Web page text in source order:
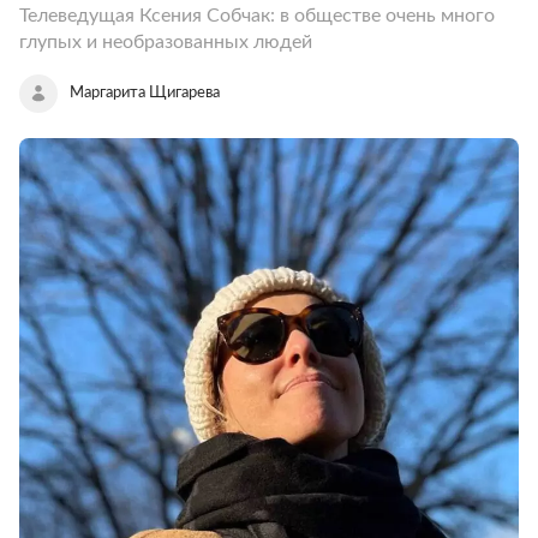
Телеведущая Ксения Собчак: в обществе очень много
глупых и необразованных людей
Маргарита Щигарева